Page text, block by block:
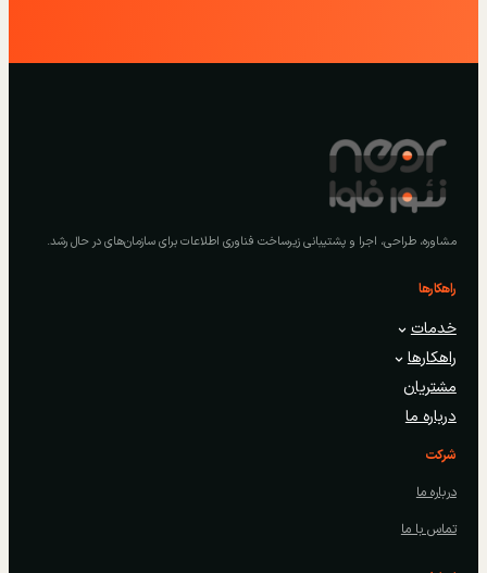
مشاوره، طراحی، اجرا و پشتیبانی زیرساخت فناوری اطلاعات برای سازمان‌های در حال رشد.
راهکارها
خدمات
راهکارها
مشتریان
درباره ما
شرکت
درباره ما
تماس با ما